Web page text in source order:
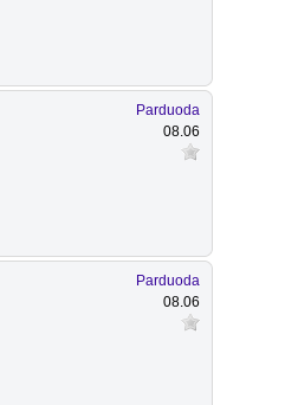
Parduoda
08.06
Parduoda
08.06